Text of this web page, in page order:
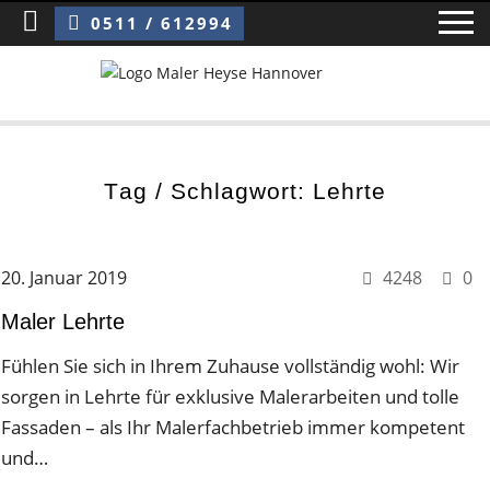
Sie sind hier:Maler Lehrte
0511 / 612994
Blog
Mitarbeiter / Das Team
Referenzen und Kundenbewertungen
Tag / Schlagwort: Lehrte
20. Januar 2019 4248
0
Maler Lehrte
Fühlen Sie sich in Ihrem Zuhause vollständig wohl: Wir
sorgen in Lehrte für exklusive Malerarbeiten und tolle
Fassaden – als Ihr Malerfachbetrieb immer kompetent
und…